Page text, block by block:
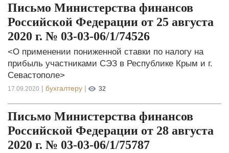
Письмо Министерства финансов
Российской Федерации от 25 августа
2020 г. № 03-03-06/1/74526
<О применении пониженной ставки по налогу на
прибыль участниками СЭЗ в Республике Крым и г.
Севастополе>
17.09.2020 | бухгалтеру | 32
Письмо Министерства финансов
Российской Федерации от 28 августа
2020 г. № 03-03-06/1/75787